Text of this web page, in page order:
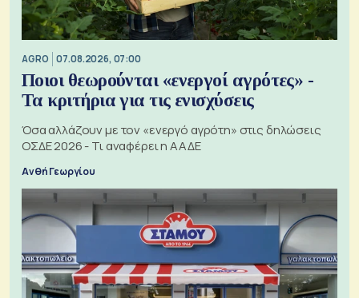
AGRO 07.08.2026, 07:00
Ποιοι θεωρούνται «ενεργοί αγρότες» -
Τα κριτήρια για τις ενισχύσεις
Όσα αλλάζουν με τον «ενεργό αγρότη» στις δηλώσεις
ΟΣΔΕ 2026 - Τι αναφέρει η ΑΑΔΕ
Ανθή Γεωργίου